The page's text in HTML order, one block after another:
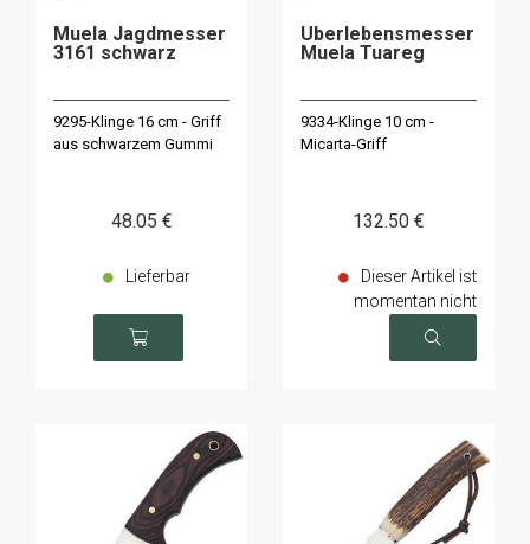
Muela Jagdmesser
3161 schwarz
9295-Klinge 16 cm - Griff
aus schwarzem Gummi
48.05 €
Lieferbar
Überlebensmesser
Muela Tuareg
9334-Klinge 10 cm -
Micarta-Griff
132.50 €
Dieser Artikel ist
momentan nicht
verfügbar